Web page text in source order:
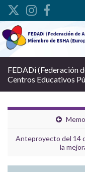
Search for:
FEDADi (Federación
Centros Educativos
Anteproyecto del 14
la